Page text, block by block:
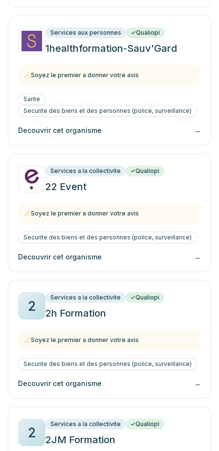
Services aux personnes Qualiopi
1healthformation-Sauv'Gard
Soyez le premier a donner votre avis
Sante
Securite des biens et des personnes (police, surveillance)
Decouvrir cet organisme →
Services a la collectivite Qualiopi
22 Event
Soyez le premier a donner votre avis
Securite des biens et des personnes (police, surveillance)
Decouvrir cet organisme →
2
Services a la collectivite Qualiopi
2h Formation
Soyez le premier a donner votre avis
Securite des biens et des personnes (police, surveillance)
Decouvrir cet organisme →
2
Services a la collectivite Qualiopi
2JM Formation